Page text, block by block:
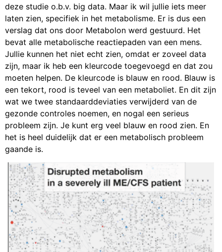
deze studie o.b.v. big data. Maar ik wil jullie iets meer
laten zien, specifiek in het metabolisme. Er is dus een
verslag dat ons door Metabolon werd gestuurd. Het
bevat alle metabolische reactiepaden van een mens.
Jullie kunnen het niet echt zien, omdat er zoveel data
zijn, maar ik heb een kleurcode toegevoegd en dat zou
moeten helpen. De kleurcode is blauw en rood. Blauw is
een tekort, rood is teveel van een metaboliet. En dit zijn
wat we twee standaarddeviaties verwijderd van de
gezonde controles noemen, en nogal een serieus
probleem zijn. Je kunt erg veel blauw en rood zien. En
het is heel duidelijk dat er een metabolisch probleem
gaande is.